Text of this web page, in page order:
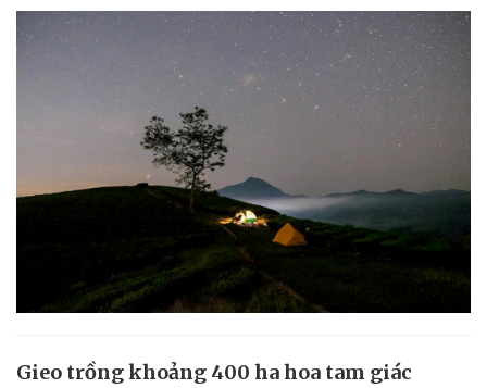
Gieo trồng khoảng 400 ha hoa tam giác